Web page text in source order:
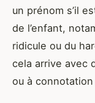
un prénom s’il
de l’enfant,
ridicule ou du
cela arrive avec
ou à